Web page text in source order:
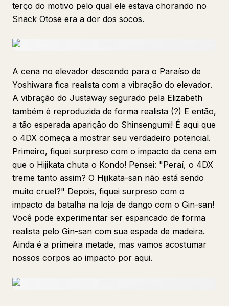
terço do motivo pelo qual ele estava chorando no
Snack Otose era a dor dos socos.
A cena no elevador descendo para o Paraíso de
Yoshiwara fica realista com a vibração do elevador.
A vibração do Justaway segurado pela Elizabeth
também é reproduzida de forma realista (?) E então,
a tão esperada aparição do Shinsengumi! É aqui que
o 4DX começa a mostrar seu verdadeiro potencial.
Primeiro, fiquei surpreso com o impacto da cena em
que o Hijikata chuta o Kondo! Pensei: "Peraí, o 4DX
treme tanto assim? O Hijikata-san não está sendo
muito cruel?" Depois, fiquei surpreso com o
impacto da batalha na loja de dango com o Gin-san!
Você pode experimentar ser espancado de forma
realista pelo Gin-san com sua espada de madeira.
Ainda é a primeira metade, mas vamos acostumar
nossos corpos ao impacto por aqui.